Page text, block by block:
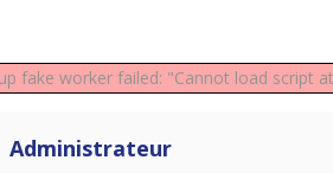
fake worker failed: "Cannot load script
Administrateur